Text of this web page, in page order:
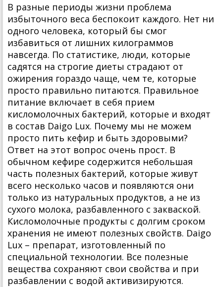
В разные периоды жизни проблема
избыточного веса беспокоит каждого. Нет ни
одного человека, который бы смог
избавиться от лишних килограммов
навсегда. По статистике, люди, которые
садятся на строгие диеты страдают от
ожирения гораздо чаще, чем те, которые
просто правильно питаются. Правильное
питание включает в себя прием
кисломолочных бактерий, которые и входят
в состав Daigo Lux. Почему мы не можем
просто пить кефир и быть здоровыми?
Ответ на этот вопрос очень прост. В
обычном кефире содержится небольшая
часть полезных бактерий, которые живут
всего несколько часов и появляются они
только из натуральных продуктов, а не из
сухого молока, разбавленного с закваской.
Кисломолочные продукты с долгим сроком
хранения не имеют полезных свойств. Daigo
Lux – препарат, изготовленный по
специальной технологии. Все полезные
вещества сохраняют свои свойства и при
разбавлении с водой активизируются.